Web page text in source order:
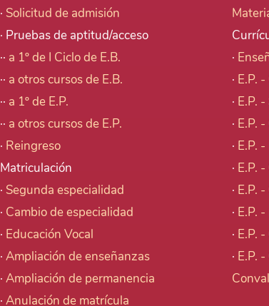
· Solicitud de admisión
· Pruebas de aptitud/acceso
·· a 1º de I Ciclo de E.B.
·· a otros cursos de E.B.
·· a 1º de E.P.
·· a otros cursos de E.P.
· Reingreso
Matriculación
· Segunda especialidad
· Cambio de especialidad
· Educación Vocal
· Ampliación de enseñanzas
· Ampliación de permanencia
· Anulación de matrícula
·
· E.P.
· E.P.
· E.P.
· E.P.
· E.P.
· E.P.
· E.P.
· E.P.
· E.P.